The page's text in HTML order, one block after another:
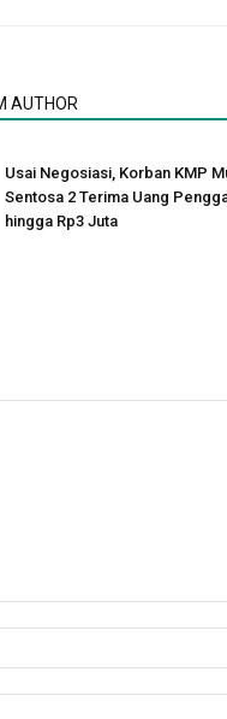
AUTHOR
Usai Negosiasi, Korban KMP
Sentosa 2 Terima Uang
hingga Rp3 Juta